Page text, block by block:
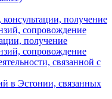
консультации, получение
сопровождение
получение
сопровождение
связанной с
в Эстонии, связанных